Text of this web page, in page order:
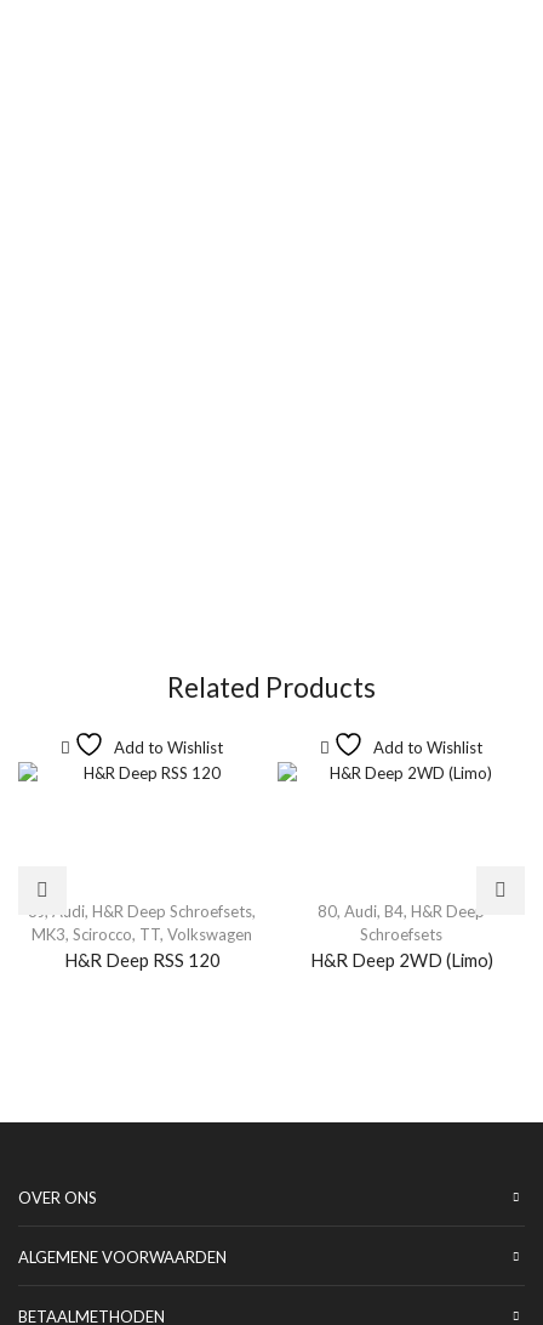
Related Products
Add to Wishlist
8J, Audi, H&R Deep Schroefsets,
MK3, Scirocco, TT, Volkswagen
H&R Deep RSS 120
Add to Wishlist
80, Audi, B4, H&R Deep
Schroefsets
H&R Deep 2WD (Limo)
OVER ONS
ALGEMENE VOORWAARDEN
BETAALMETHODEN